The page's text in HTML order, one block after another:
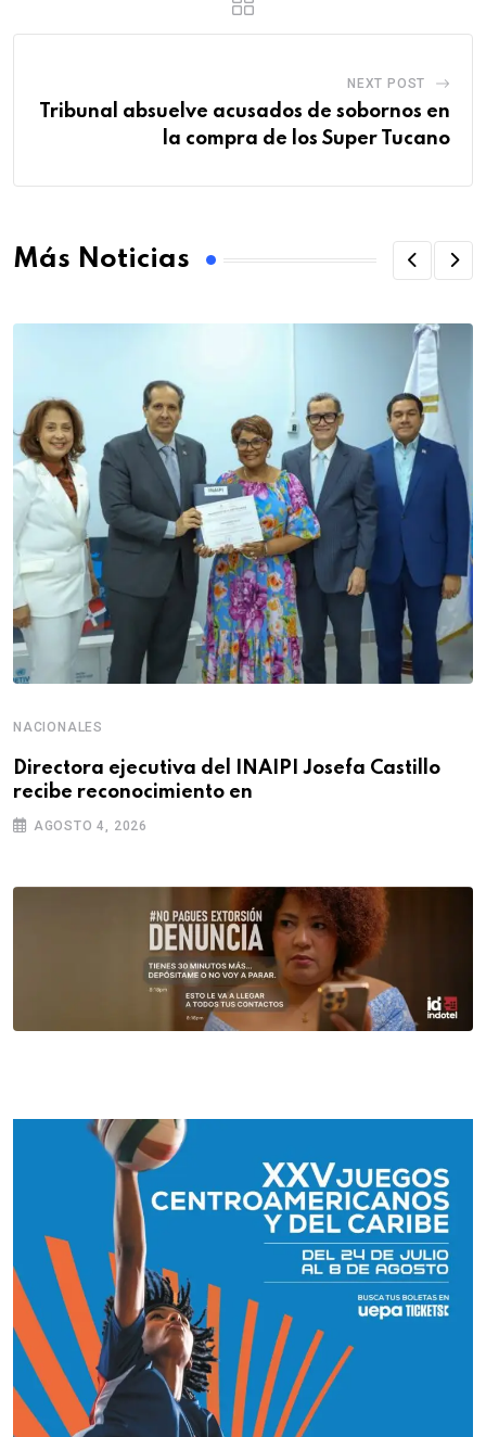
NEXT POST
Tribunal absuelve acusados de sobornos en
la compra de los Super Tucano
Más Noticias
NACIONALES
Directora ejecutiva del INAIPI Josefa Castillo
recibe reconocimiento en
AGOSTO 4, 2026